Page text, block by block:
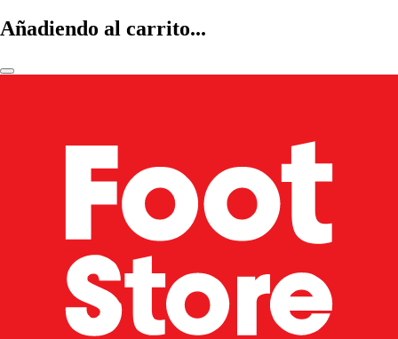
Añadiendo al carrito...